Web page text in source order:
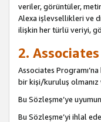
veriler, görüntüler,
Alexa işlevsellikleri ve
ilişkin her türlü veriyi,
2.
Associates
bir kişi/kuruluş olmanız
Bu Sözleşme’ye
Bu Sözleşme’yi ihlal